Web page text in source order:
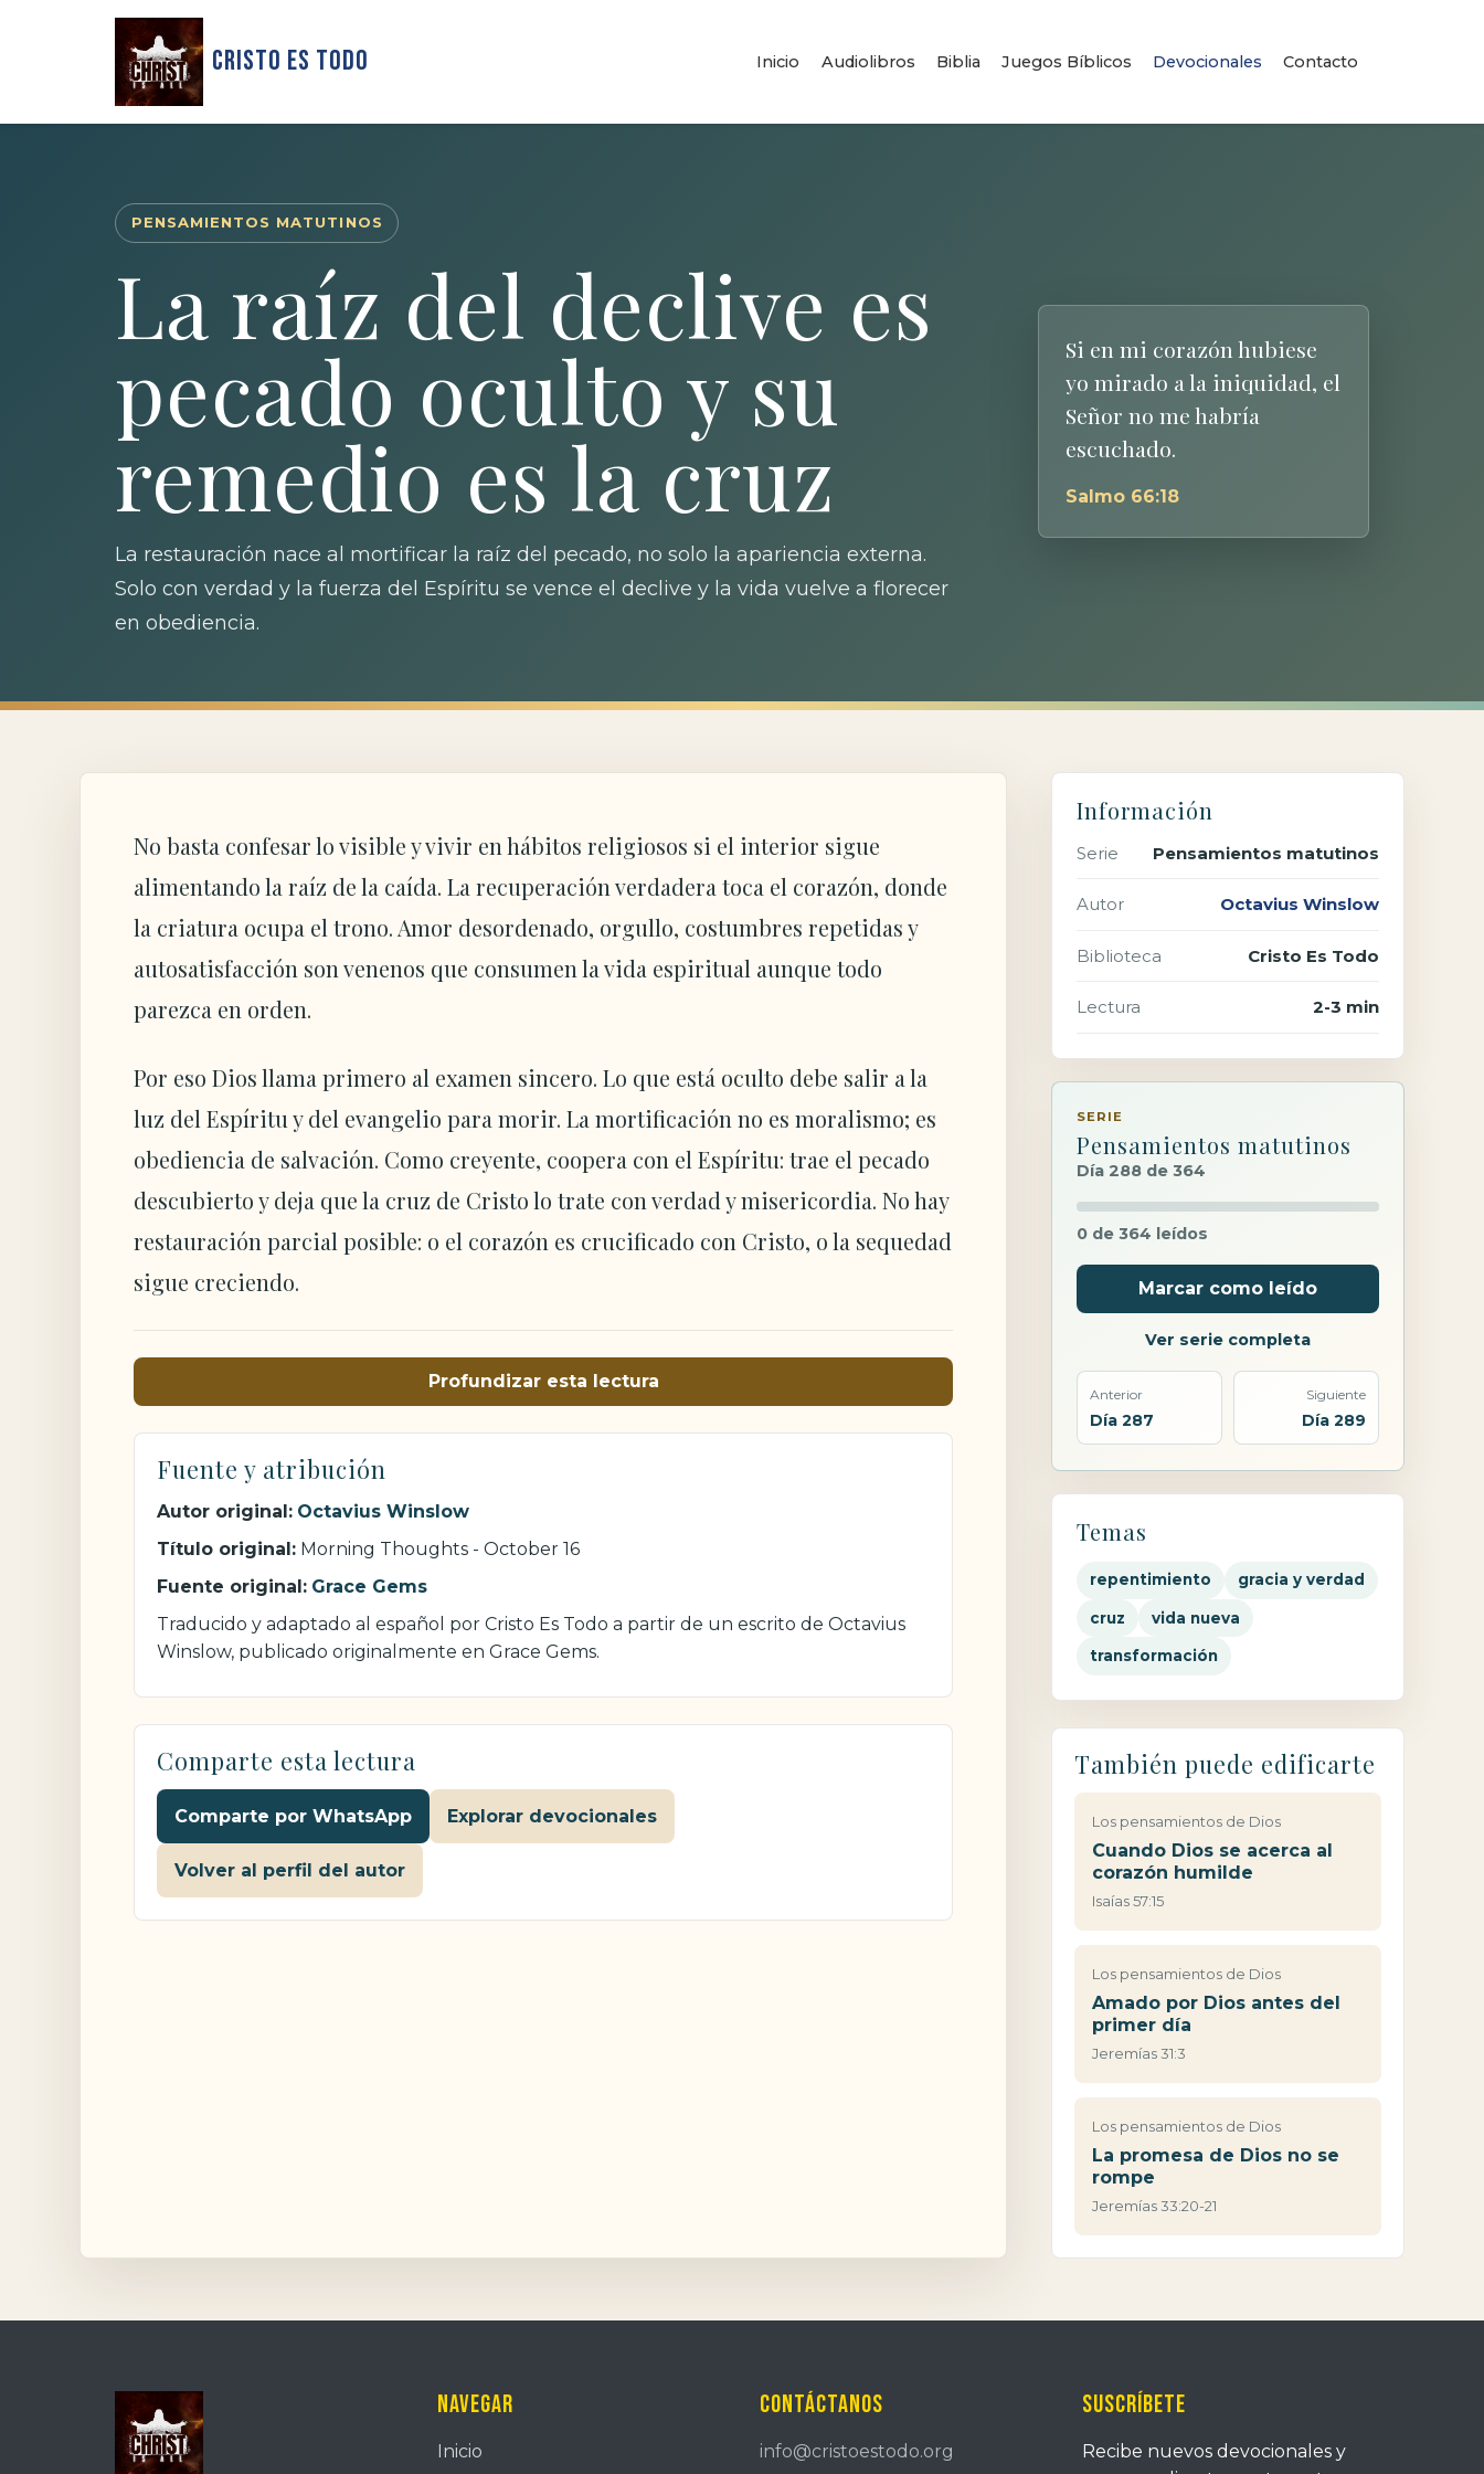
Cristo Es Todo Inicio Audiolibros Biblia Juegos Bíblicos Devocionales Contacto
PENSAMIENTOS MATUTINOS
La raíz del declive es
pecado oculto y su
remedio es la cruz
La restauración nace al mortificar la raíz del pecado, no solo la apariencia externa.
Solo con verdad y la fuerza del Espíritu se vence el declive y la vida vuelve a florecer
en obediencia.
Si en mi corazón hubiese
yo mirado a la iniquidad, el
Señor no me habría
escuchado.
Salmo 66:18
No basta confesar lo visible y vivir en hábitos religiosos si el interior sigue
alimentando la raíz de la caída. La recuperación verdadera toca el corazón, donde
la criatura ocupa el trono. Amor desordenado, orgullo, costumbres repetidas y
autosatisfacción son venenos que consumen la vida espiritual aunque todo
parezca en orden.
Por eso Dios llama primero al examen sincero. Lo que está oculto debe salir a la
luz del Espíritu y del evangelio para morir. La mortificación no es moralismo; es
obediencia de salvación. Como creyente, coopera con el Espíritu: trae el pecado
descubierto y deja que la cruz de Cristo lo trate con verdad y misericordia. No hay
restauración parcial posible: o el corazón es crucificado con Cristo, o la sequedad
sigue creciendo.
Profundizar esta lectura
Fuente y atribución
Autor original: Octavius Winslow
Título original: Morning Thoughts - October 16
Fuente original: Grace Gems
Traducido y adaptado al español por Cristo Es Todo a partir de un escrito de Octavius
Winslow, publicado originalmente en Grace Gems.
Comparte esta lectura
Comparte por WhatsApp Explorar devocionales
Volver al perfil del autor
Información
Serie Pensamientos matutinos
Autor Octavius Winslow
Biblioteca Cristo Es Todo
Lectura 2-3 min
SERIE
Pensamientos matutinos
Día 288 de 364
0 de 364 leídos
Marcar como leído
Ver serie completa
Anterior
Día 287
Siguiente
Día 289
Temas
repentimiento gracia y verdad
cruz vida nueva
transformación
También puede edificarte
Los pensamientos de Dios
Cuando Dios se acerca al
corazón humilde
Isaías 57:15
Los pensamientos de Dios
Amado por Dios antes del
primer día
Jeremías 31:3
Los pensamientos de Dios
La promesa de Dios no se
rompe
Jeremías 33:20-21
Navegar
Inicio
Contáctanos
info@cristoestodo.org
Suscríbete
Recibe nuevos devocionales y